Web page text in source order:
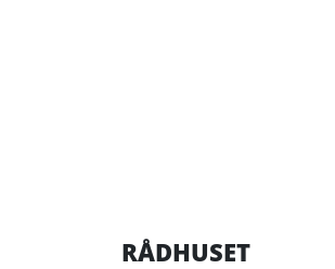
RÅDHUSET